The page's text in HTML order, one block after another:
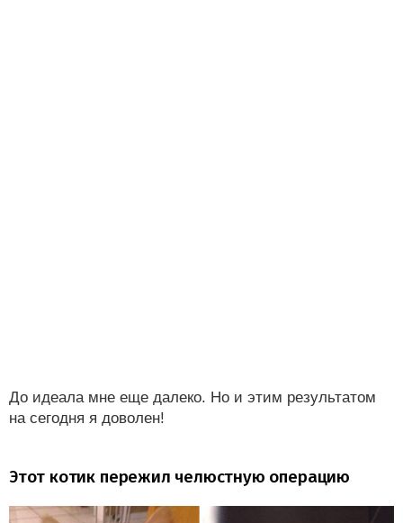
До идеала мне еще далеко. Но и этим результатом
на сегодня я доволен!
Этот котик пережил челюстную операцию